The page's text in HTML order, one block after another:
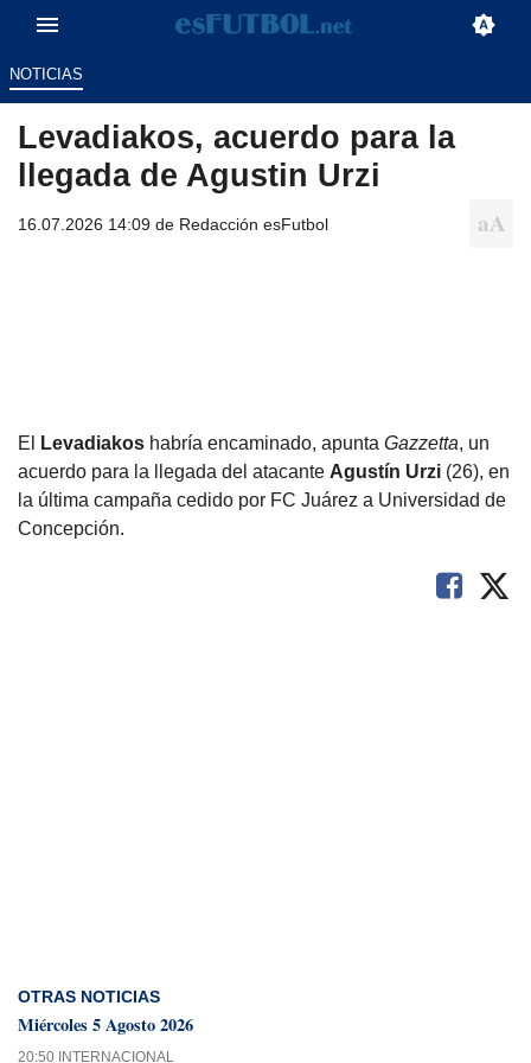
NOTICIAS
Levadiakos, acuerdo para la
llegada de Agustin Urzi
16.07.2026 14:09 de Redacción esFutbol
El Levadiakos habría encaminado, apunta Gazzetta, un
acuerdo para la llegada del atacante Agustín Urzi (26), en
la última campaña cedido por FC Juárez a Universidad de
Concepción.
OTRAS NOTICIAS
Miércoles 5 Agosto 2026
20:50 INTERNACIONAL